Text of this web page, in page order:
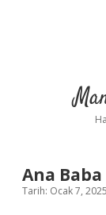
Ana Baba
Tarih: Ocak 7, 2025